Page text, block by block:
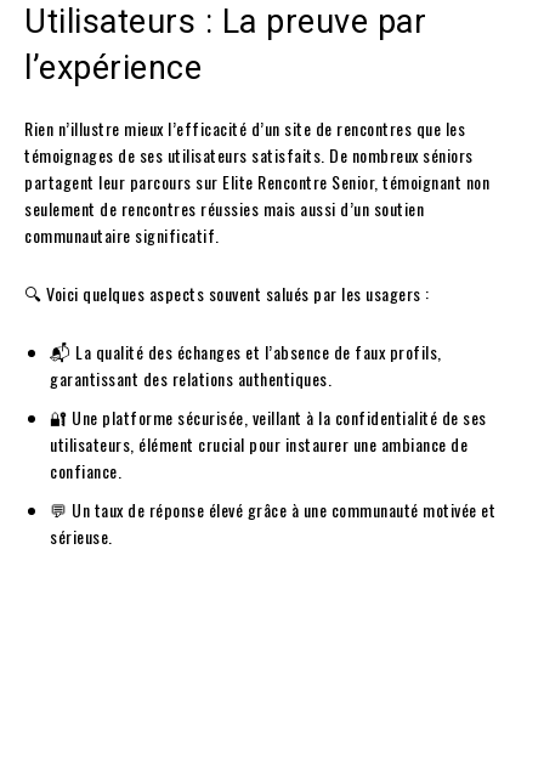
Utilisateurs : La preuve par
l’expérience
Rien n’illustre mieux l’efficacité d’un site de rencontres que les
témoignages de ses utilisateurs satisfaits. De nombreux séniors
partagent leur parcours sur Elite Rencontre Senior, témoignant non
seulement de rencontres réussies mais aussi d’un soutien
communautaire significatif.
🔍 Voici quelques aspects souvent salués par les usagers :
📬 La qualité des échanges et l’absence de faux profils,
garantissant des relations authentiques.
🔐 Une platforme sécurisée, veillant à la confidentialité de ses
utilisateurs, élément crucial pour instaurer une ambiance de
confiance.
💬 Un taux de réponse élevé grâce à une communauté motivée et
sérieuse.